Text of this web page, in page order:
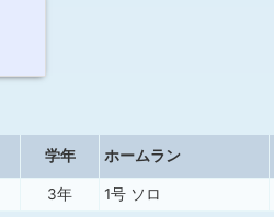
学年 ホームラン
3年 1号 ソロ